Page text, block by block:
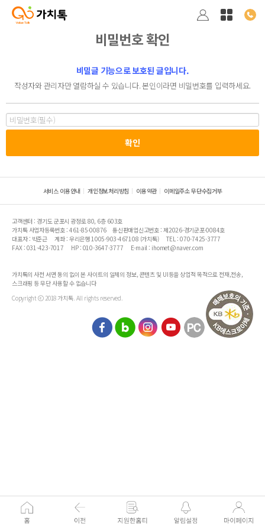
비밀번호 확인
비밀글 기능으로 보호된 글입니다.
작성자와 관리자만 열람하실 수 있습니다. 본인이라면 비밀번호를 입력하세요.
서비스 이용안내 개인정보처리방침 이용약관 이메일주소 무단수집거부
고객센터 : 경기도 군포시 광정로 80, 6층 603호
가치톡 사업자등록번호 : 461-85-00876
통신판매업신고번호 : 제2026-경기군포-0084호
대표자 : 박준근
계좌 : 우리은행 1005-903-467108 (가치톡)
TEL : 070-7425-3777
FAX : 031-423-7017
HP : 010-3647-3777 E-mail : ihomet@naver.com
가치톡의 사전 서면 동의 없이 본 사이트의 일체의 정보, 콘텐츠 및 UI등을 상업적 목적으로 전재,전송,
스크래핑 등 무단 사용할 수 없습니다
Copyright ⓒ 2018 가치톡. All rights reserved.